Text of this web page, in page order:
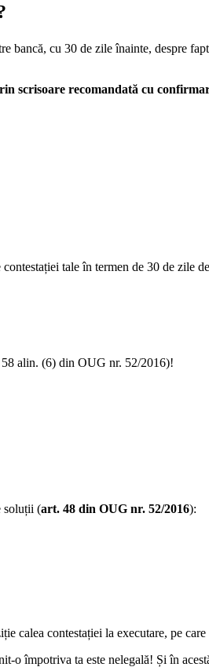
bancă, cu 30 de zile înainte, despre
scrisoare recomandată cu
tale în termen de 30 de zile
58 alin. (6) din OUG nr. 52/2016)!
soluții (art. 48 din OUG nr. 52/2016):
calea contestației la executare, pe
o împotriva ta este nelegală! Și în